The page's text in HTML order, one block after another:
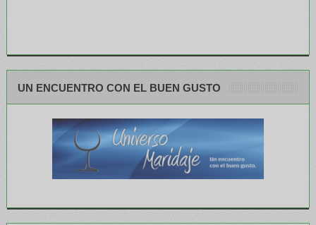
UN ENCUENTRO CON EL BUEN GUSTO